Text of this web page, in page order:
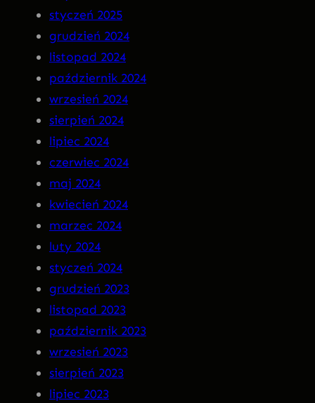
styczeń 2025
grudzień 2024
listopad 2024
październik 2024
wrzesień 2024
sierpień 2024
lipiec 2024
czerwiec 2024
maj 2024
kwiecień 2024
marzec 2024
luty 2024
styczeń 2024
grudzień 2023
listopad 2023
październik 2023
wrzesień 2023
sierpień 2023
lipiec 2023